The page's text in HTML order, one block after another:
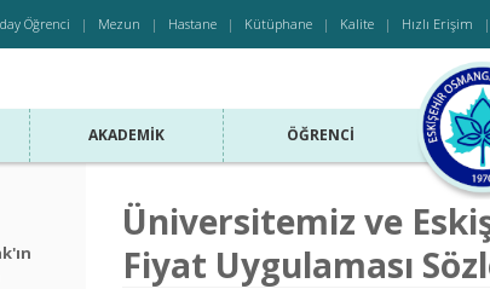
Öğrenci Mezun Hastane Kütüphane Kalite Hızlı Erişim
AKADEMIK ÖĞRENCI
Üniversitemiz ve
Fiyat Uygulaması